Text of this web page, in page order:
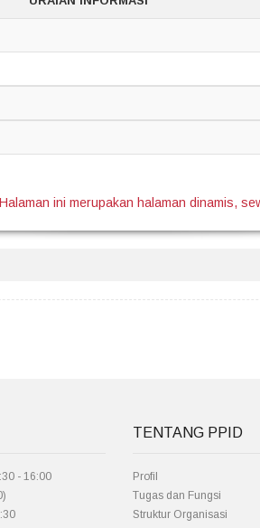
Halaman ini merupakan halaman dinamis,
- 16:00
TENTANG PPID
Profil
Tugas dan Fungsi
Struktur Organisasi